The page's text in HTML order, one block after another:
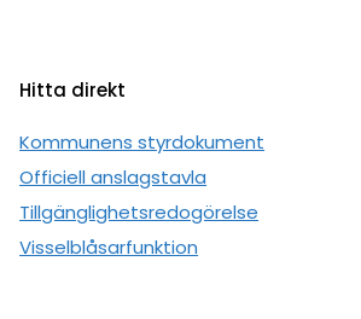
Hitta direkt
Kommunens styrdokument
Officiell anslagstavla
Tillgänglighetsredogörelse
Visselblåsarfunktion